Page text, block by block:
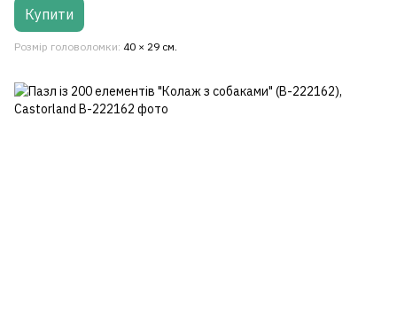
Купити
Розмір головоломки 40 × 29 см.